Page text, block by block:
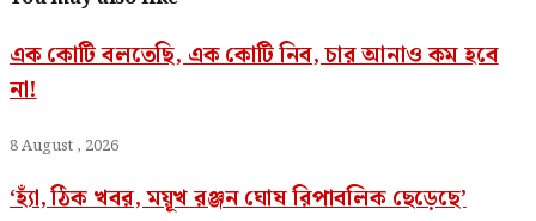
এক কোটি বলতেছি, এক কোটি নিব, চার আনাও কম হবে
না!
8 August , 2026
‘হ্যাঁ, ঠিক খবর, ময়ূখ রঞ্জন ঘোষ রিপাবলিক ছেড়েছে’